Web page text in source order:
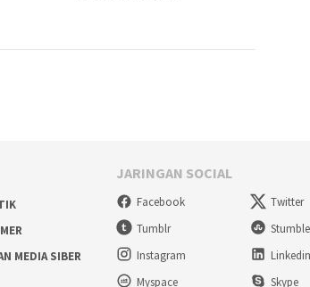
MEDIA SIBER
JARINGAN SOCIAL
Facebook Twitter
Tumblr
Instagram
Linkedin
Myspace
Skype